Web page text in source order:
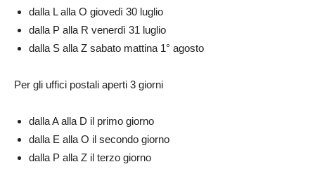
dalla L alla O giovedì 30 luglio
dalla P alla R venerdì 31 luglio
dalla S alla Z sabato mattina 1° agosto
Per gli uffici postali aperti 3 giorni
dalla A alla D il primo giorno
dalla E alla O il secondo giorno
dalla P alla Z il terzo giorno